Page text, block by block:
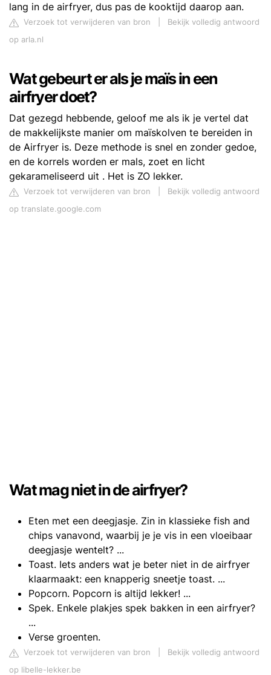
lang in de airfryer, dus pas de kooktijd daarop aan.
Verzoek tot verwijderen van bron
Bekijk volledig antwoord
op arla.nl
Wat gebeurt er als je maïs in een
airfryer doet?
Dat gezegd hebbende, geloof me als ik je vertel dat
de makkelijkste manier om maïskolven te bereiden in
de Airfryer is. Deze methode is snel en zonder gedoe,
en de korrels worden er mals, zoet en licht
gekarameliseerd uit . Het is ZO lekker.
Verzoek tot verwijderen van bron
Bekijk volledig antwoord
op translate.google.com
Wat mag niet in de airfryer?
Eten met een deegjasje. Zin in klassieke fish and
chips vanavond, waarbij je je vis in een vloeibaar
deegjasje wentelt? ...
Toast. Iets anders wat je beter niet in de airfryer
klaarmaakt: een knapperig sneetje toast. ...
Popcorn. Popcorn is altijd lekker! ...
Spek. Enkele plakjes spek bakken in een airfryer?
...
Verse groenten.
Verzoek tot verwijderen van bron
Bekijk volledig antwoord
op libelle-lekker.be